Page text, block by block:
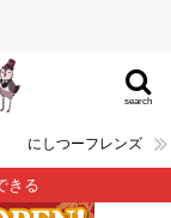
search
にしつーフレンズ
きる